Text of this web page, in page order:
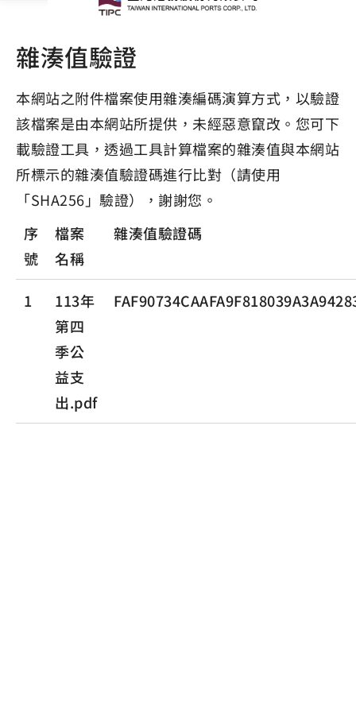
雜湊值驗證
本網站之附件檔案使用雜湊編碼演算方式，以驗證
該檔案是由本網站所提供，未經惡意竄改。您可下
載驗證工具，透過工具計算檔案的雜湊值與本網站
所標示的雜湊值驗證碼進行比對（請使用
「SHA256」驗證），謝謝您。
序
號
檔案
名稱
雜湊值驗證碼
1
113年
第四
季公
益支
出.pdf